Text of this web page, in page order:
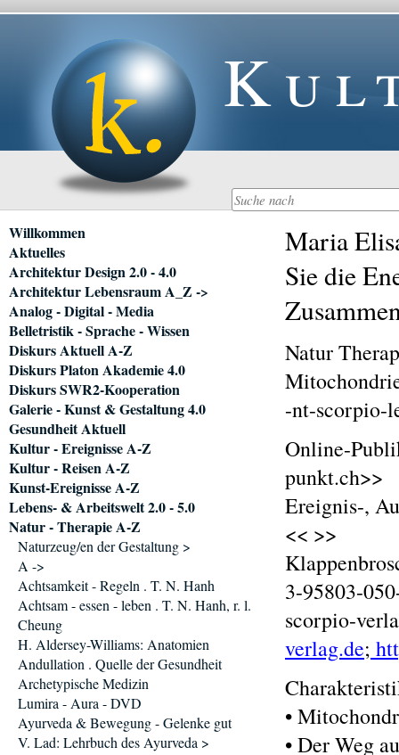
Maria
Sie die
Natur
-nt-scorpio-
Online-
punkt.ch>>
Ereignis-,
<< >>
3-95803-
scorpio-
verlag.de;
•
• Der Weg
Navigation
überspringen
Willkommen
Aktuelles
Architektur Design 2.0 - 4.0
Architektur Lebensraum A_Z ->
Analog - Digital - Media
Belletristik - Sprache - Wissen
Diskurs Aktuell A-Z
Diskurs Platon Akademie 4.0
Diskurs SWR2-Kooperation
Galerie - Kunst & Gestaltung 4.0
Gesundheit Aktuell
Kultur - Ereignisse A-Z
Kultur - Reisen A-Z
Kunst-Ereignisse A-Z
Lebens- & Arbeitswelt 2.0 - 5.0
Natur - Therapie A-Z
Naturzeug/en der Gestaltung >
A ->
Achtsamkeit - Regeln . T. N. Hanh
Achtsam - essen - leben . T. N. Hanh, r. l.
Cheung
H. Aldersey-Williams: Anatomien
Andullation . Quelle der Gesundheit
Archetypische Medizin
Lumira - Aura - DVD
Ayurveda & Bewegung - Gelenke gut
V. Lad: Lehrbuch des Ayurveda >